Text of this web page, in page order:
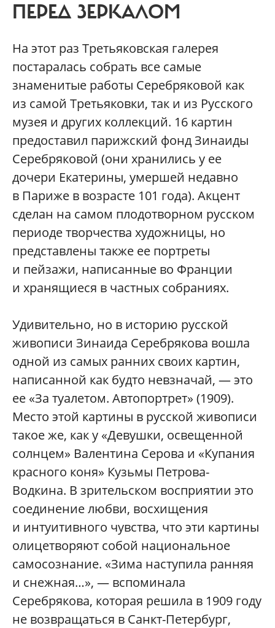
ПЕРЕД ЗЕРКАЛОМ
На этот раз Третьяковская галерея
постаралась собрать все самые
знаменитые работы Серебряковой как
из самой Третьяковки, так и из Русского
музея и других коллекций. 16 картин
предоставил парижский фонд Зинаиды
Серебряковой (они хранились у ее
дочери Екатерины, умершей недавно
в Париже в возрасте 101 года). Акцент
сделан на самом плодотворном русском
периоде творчества художницы, но
представлены также ее портреты
и пейзажи, написанные во Франции
и хранящиеся в частных собраниях.
Удивительно, но в историю русской
живописи Зинаида Серебрякова вошла
одной из самых ранних своих картин,
написанной как будто невзначай, — это
ее «За туалетом. Автопортрет» (1909).
Место этой картины в русской живописи
такое же, как у «Девушки, освещенной
солнцем» Валентина Серова и «Купания
красного коня» Кузьмы Петрова-
Водкина. В зрительском восприятии это
соединение любви, восхищения
и интуитивного чувства, что эти картины
олицетворяют собой национальное
самосознание. «Зима наступила ранняя
и снежная…», — вспоминала
Серебрякова, которая решила в 1909 году
не возвращаться в Санкт-Петербург,